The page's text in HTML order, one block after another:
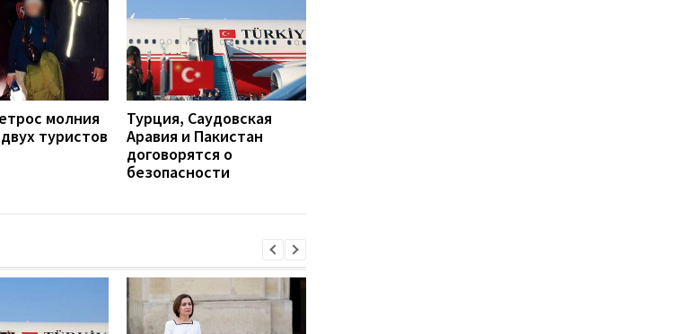
молния
туристов
Турция, Саудовская
Аравия и Пакистан
договорятся о
безопасности